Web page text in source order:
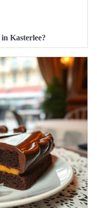
Kasterlee?